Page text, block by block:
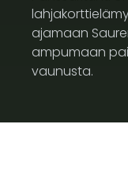
ajamaan
ampumaan
vaunusta.